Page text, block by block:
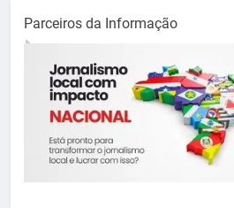
Parceiros da Informação